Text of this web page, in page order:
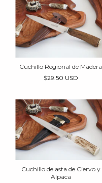
Cuchillo Regional de Madera
$29.50 USD
Cuchillo de asta de Ciervo y
Alpaca